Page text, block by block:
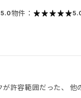
5.0物件：
許容範囲だった、 他